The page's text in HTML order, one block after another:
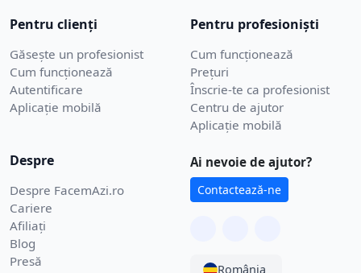
Pentru clienți
Găsește un profesionist
Cum funcționează
Autentificare
Aplicație mobilă
Pentru profesioniști
Cum funcționează
Prețuri
Înscrie-te ca profesionist
Centru de ajutor
Aplicație mobilă
Despre
Despre FacemAzi.ro
Cariere
Afiliați
Blog
Presă
Ai nevoie de ajutor?
Contactează-ne
România